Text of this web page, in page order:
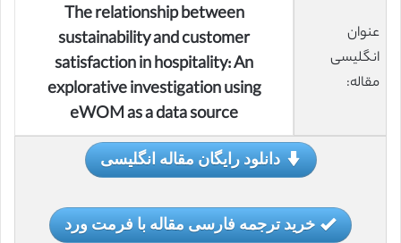
عنوان
انگلیسی
مقاله:
The relationship between
sustainability and customer
satisfaction in hospitality: An
explorative investigation using
eWOM as a data source
دانلود رایگان مقاله انگلیسی
خرید ترجمه فارسی مقاله با فرمت ورد